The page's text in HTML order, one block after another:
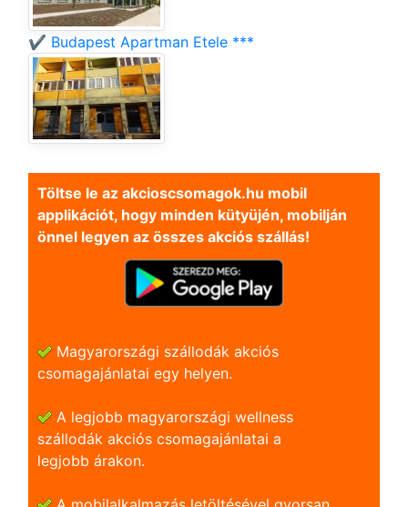
✔️ Budapest Apartman Etele ***
Töltse le az akcioscsomagok.hu mobil
applikációt, hogy minden kütyüjén, mobilján
önnel legyen az összes akciós szállás!
Magyarországi szállodák akciós
csomagajánlatai egy helyen.
A legjobb magyarországi wellness
szállodák akciós csomagajánlatai a
legjobb árakon.